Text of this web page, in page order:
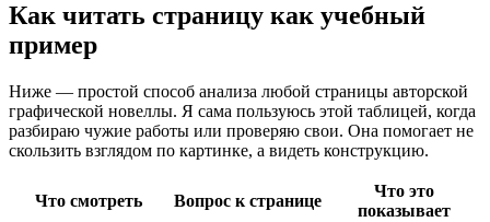
Как читать страницу как учебный
пример
Ниже — простой способ анализа любой страницы авторской
графической новеллы. Я сама пользуюсь этой таблицей, когда
разбираю чужие работы или проверяю свои. Она помогает не
скользить взглядом по картинке, а видеть конструкцию.
Что смотреть Вопрос к странице
Что это
показывает